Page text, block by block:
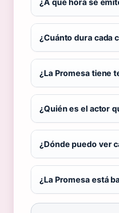
¿A qué hora se
¿Cuánto dura cada
¿La Promesa tiene
¿Quién es el actor
¿Dónde puedo ver
¿La Promesa está